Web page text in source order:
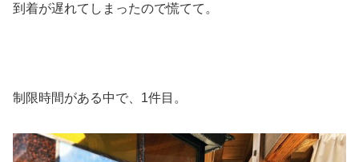
到着が遅れてしまったので慌てて。
制限時間がある中で、1件目。